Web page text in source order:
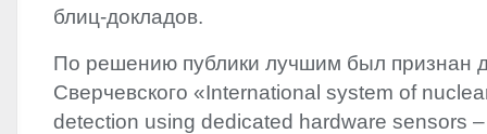
блиц-докладов.
По решению публики лучшим был признан
Сверчевского «International system of
detection using dedicated hardware sensors –